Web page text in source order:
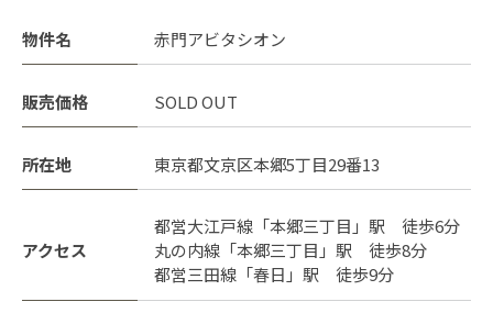
物件名 赤門アビタシオン
販売価格 SOLD OUT
所在地 東京都文京区本郷5丁目29番13
アクセス
都営大江戸線「本郷三丁目」駅 徒歩6分
丸の内線「本郷三丁目」駅 徒歩8分
都営三田線「春日」駅 徒歩9分